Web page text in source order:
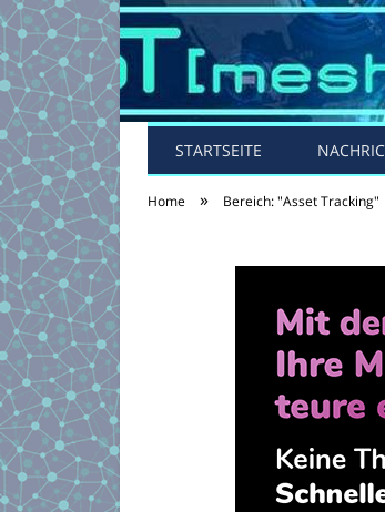
STARTSEITE
Home » Bereich: "Asset Tracking"